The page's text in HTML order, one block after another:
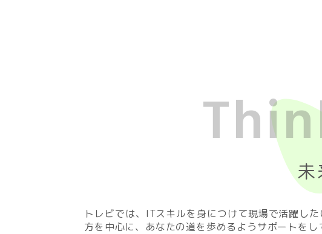
トレビでは、ITスキルを身につけて現場で活躍し
方を中心に、あなたの道を歩めるようサポートをし